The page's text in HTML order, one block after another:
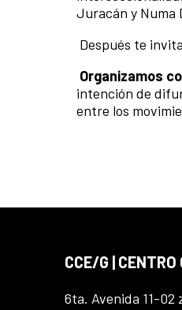
Juracán y Numa
Después te
Organizamos
intención de
entre los
CCE/G |
6ta. Avenida 11-02